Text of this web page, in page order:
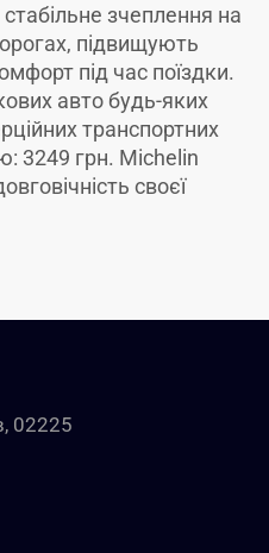
зчеплення на
підвищують
під час поїздки.
авто будь-яких
транспортних
3249 грн. Michelin
своєї
02225